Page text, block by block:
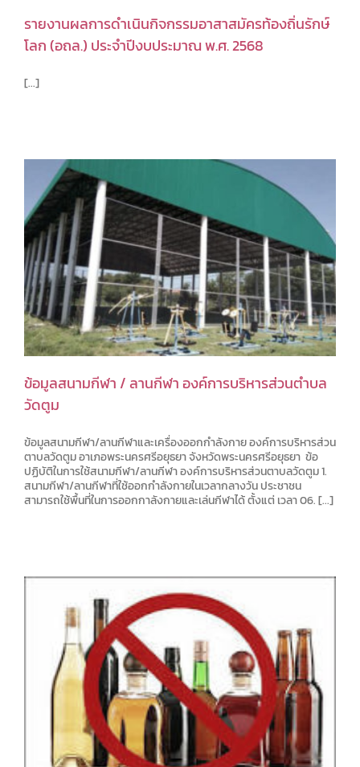
รายงานผลการดำเนินกิจกรรมอาสาสมัครท้องถิ่นรักษ์
โลก (อถล.) ประจำปีงบประมาณ พ.ศ. 2568
[...]
ข้อมูลสนามกีฬา / ลานกีฬา องค์การบริหารส่วนตำบล
วัดตูม
ข้อมูลสนามกีฬา/ลานกีฬาและเครื่องออกกำลังกาย องค์การบริหารส่วน
ตาบลวัดตูม อาเภอพระนครศรีอยุธยา จังหวัดพระนครศรีอยุธยา ข้อ
ปฏิบัติในการใช้สนามกีฬา/ลานกีฬา องค์การบริหารส่วนตาบลวัดตูม 1.
สนามกีฬา/ลานกีฬาที่ใช้ออกกำลังกายในเวลากลางวัน ประชาชน
สามารถใช้พื้นที่ในการออกกาลังกายและเล่นกีฬาได้ ตั้งแต่ เวลา 06. [...]